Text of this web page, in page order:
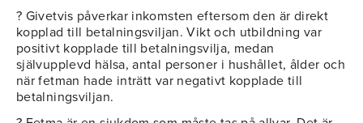
? Givetvis påverkar inkomsten eftersom den är direkt
kopplad till betalningsviljan. Vikt och utbildning var
positivt kopplade till betalningsvilja, medan
självupplevd hälsa, antal personer i hushållet, ålder och
när fetman hade inträtt var negativt kopplade till
betalningsviljan.